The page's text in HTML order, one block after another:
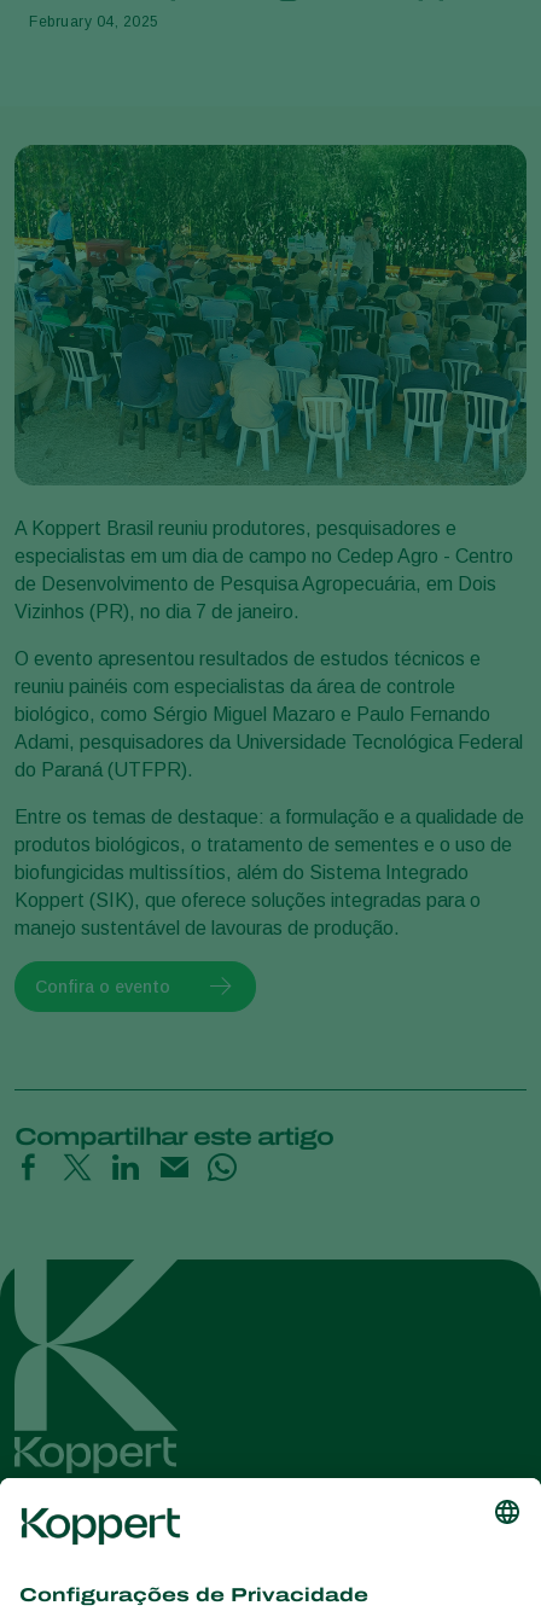
February 04, 2025
A Koppert Brasil reuniu produtores, pesquisadores e
especialistas em um dia de campo no Cedep Agro - Centro
de Desenvolvimento de Pesquisa Agropecuária, em Dois
Vizinhos (PR), no dia 7 de janeiro.
O evento apresentou resultados de estudos técnicos e
reuniu painéis com especialistas da área de controle
biológico, como Sérgio Miguel Mazaro e Paulo Fernando
Adami, pesquisadores da Universidade Tecnológica Federal
do Paraná (UTFPR).
Entre os temas de destaque: a formulação e a qualidade de
produtos biológicos, o tratamento de sementes e o uso de
biofungicidas multissítios, além do Sistema Integrado
Koppert (SIK), que oferece soluções integradas para o
manejo sustentável de lavouras de produção.
Confira o evento
Compartilhar este artigo
informações